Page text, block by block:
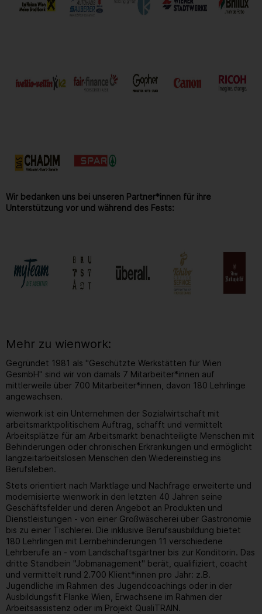
Wir bedanken uns bei unseren Partner*innen für ihre
Unterstützung vor und während des Fests:
Mehr zu wienwork:
Gegründet 1981 als "Geschützte Werkstätten für Wien
GesmbH" sind wir von damals 7 Mitarbeiter*innen auf
mittlerweile über 700 Mitarbeiter*innen, davon 180 Lehrlinge
angewachsen.
wienwork ist ein Unternehmen der Sozialwirtschaft mit
arbeitsmarktpolitischem Auftrag, schafft und vermittelt
Arbeitsplätze für am Arbeitsmarkt benachteiligte Menschen mit
Behinderungen oder chronischen Erkrankungen und ermöglicht
langzeitarbeitslosen Menschen den Wiedereinstieg ins
Berufsleben.
Stets orientiert nach Marktlage und Nachfrage erweiterte und
modernisierte wienwork in den letzten 40 Jahren seine
Geschäftsfelder und deren Angebot an Produkten und
Dienstleistungen - von einer Großwäscherei über Gastronomie
bis zu einer Tischlerei. Die inklusive Berufsausbildung bietet
180 Lehrlingen mit Lernbehinderungen 11 verschiedene
Lehrberufe an - vom Landschaftsgärtner bis zur Konditorin. Das
dritte Standbein "Jobmanagement" berät, qualifiziert, coacht
und vermittelt rund 2.700 Klient*innen pro Jahr: z.B.
Jugendliche im Rahmen des Jugendcoachings oder in der
Ausbildungsfit Flanke Wien, Erwachsene im Rahmen der
Arbeitsassistenz oder im Projekt QualiTRAIN.